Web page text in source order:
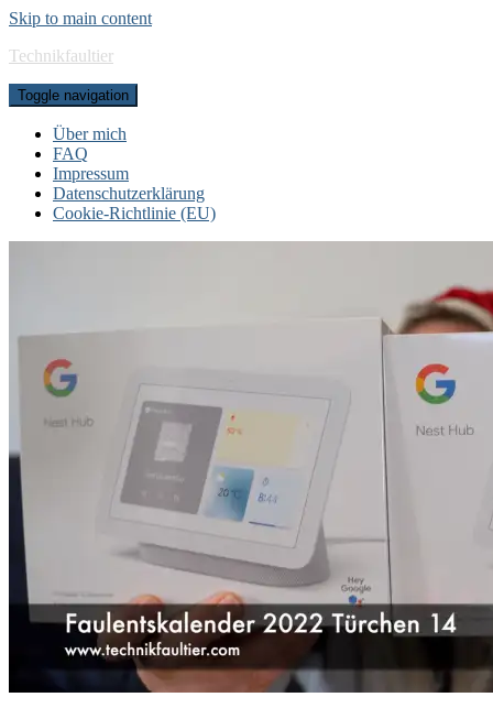
Skip to main content
Technikfaultier
Toggle navigation
Über mich
FAQ
Impressum
Datenschutzerklärung
Cookie-Richtlinie (EU)